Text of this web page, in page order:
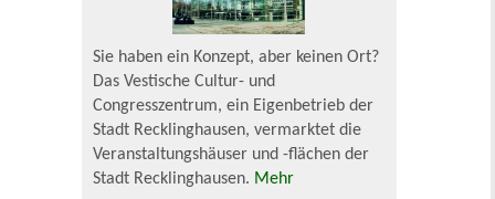
Sie haben ein Konzept, aber keinen Ort?
Das Vestische Cultur- und
Congresszentrum, ein Eigenbetrieb der
Stadt Recklinghausen, vermarktet die
Veranstaltungshäuser und -flächen der
Stadt Recklinghausen. Mehr